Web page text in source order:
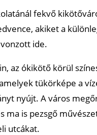
fekvő
akiket a
ide.
az ókikötő körül
tükörképe a
nyújt. A város
ma is pezsgő
utcákat.